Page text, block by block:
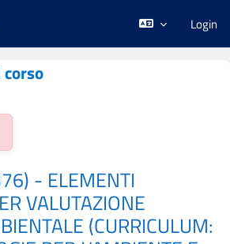
Login
- ELEMENTI
VALUTAZIONE
(CURRICULUM: